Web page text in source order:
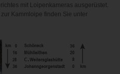
mit Loipenkameras ausgerüstet.
Kammloipe finden Sie unter